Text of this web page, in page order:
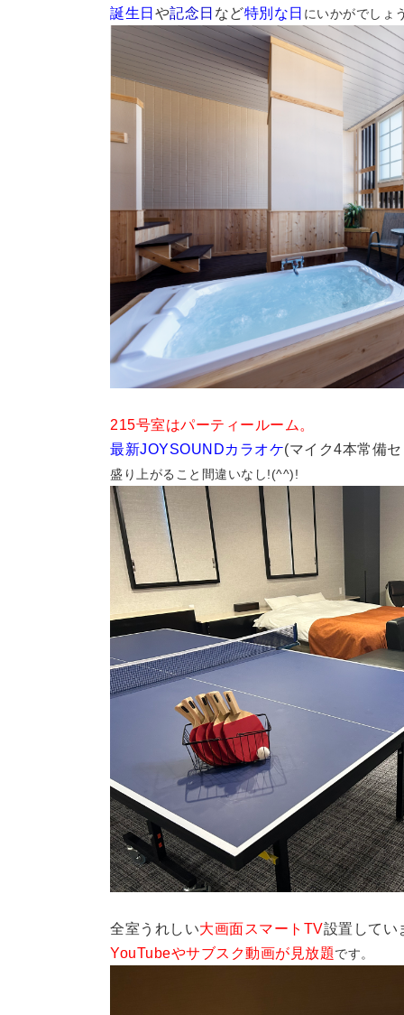
誕生日 や記念日 など特別な日 にいかがでしょ
215号室はパーティールーム。
最新JOYSOUNDカラオケ(マイク4本常備
盛り上がること間違いなし!(^^)!
全室うれしい大画面スマートTV設置してい
YouTubeやサブスク動画が見放題です。